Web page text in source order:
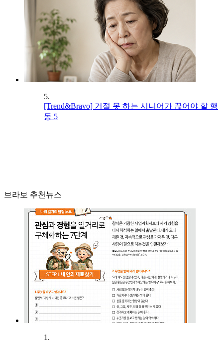
5.
[Trend&Bravo] 거절 못 하는 시니어가 끊어야 할 행
동 5
브라보 추천뉴스
1.